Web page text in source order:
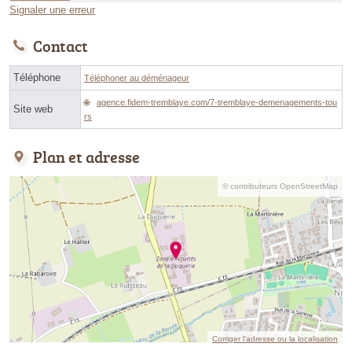
Signaler une erreur
Contact
Téléphone Téléphoner au déménageur
Site web
agence.fidem-tremblaye.com/7-tremblaye-demenagements-tou
rs
Plan et adresse
© contributeurs OpenStreetMap
Corriger l’adresse ou la localisation